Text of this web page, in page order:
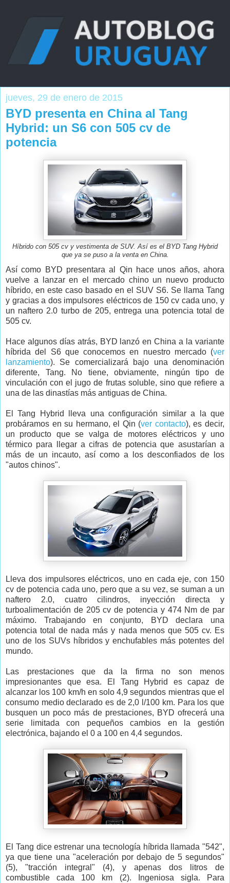
jueves, 29 de enero de 2015
BYD presenta en China al Tang
Hybrid: un S6 con 505 cv de
potencia
Híbrido con 505 cv y vestimenta de SUV. Así es el BYD Tang Hybrid
que ya se puso a la venta en China.
Así como BYD presentara al Qin hace unos años, ahora
vuelve a lanzar en el mercado chino un nuevo producto
híbrido, en este caso basado en el SUV S6. Se llama Tang
y gracias a dos impulsores eléctricos de 150 cv cada uno, y
un naftero 2.0 turbo de 205, entrega una potencia total de
505 cv.
Hace algunos días atrás, BYD lanzó en China a la variante
híbrida del S6 que conocemos en nuestro mercado (ver
lanzamiento). Se comercializará bajo una denominación
diferente, Tang. No tiene, obviamente, ningún tipo de
vinculación con el jugo de frutas soluble, sino que refiere a
una de las dinastías más antiguas de China.
El Tang Hybrid lleva una configuración similar a la que
probáramos en su hermano, el Qin (ver contacto), es decir,
un producto que se valga de motores eléctricos y uno
térmico para llegar a cifras de potencia que asustarían a
más de un incauto, así como a los desconfiados de los
"autos chinos".
Lleva dos impulsores eléctricos, uno en cada eje, con 150
cv de potencia cada uno, pero que a su vez, se suman a un
naftero 2.0, cuatro cilindros, inyección directa y
turboalimentación de 205 cv de potencia y 474 Nm de par
máximo. Trabajando en conjunto, BYD declara una
potencia total de nada más y nada menos que 505 cv. Es
uno de los SUVs híbridos y enchufables más potentes del
mundo.
Las prestaciones que da la firma no son menos
impresionantes que esa. El Tang Hybrid es capaz de
alcanzar los 100 km/h en solo 4,9 segundos mientras que el
consumo medio declarado es de 2,0 l/100 km. Para los que
busquen un poco más de prestaciones, BYD ofrecerá una
serie limitada con pequeños cambios en la gestión
electrónica, bajando el 0 a 100 en 4,4 segundos.
El Tang dice estrenar una tecnología híbrida llamada "542",
ya que tiene una "aceleración por debajo de 5 segundos"
(5), "tracción integral" (4), y apenas dos litros de
combustible cada 100 km (2). Ingeniosa sigla. Para